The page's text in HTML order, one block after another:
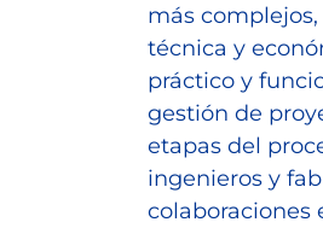
más
técnica y
práctico y
gestión de
etapas del
ingenieros y
colaboraciones